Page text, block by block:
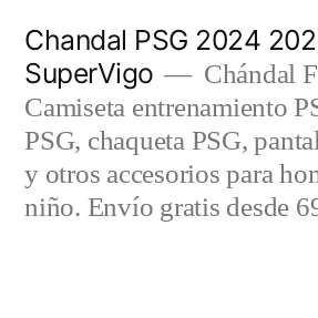
contenido
Chandal PSG 2024
SuperVigo
Chándal
Camiseta entrenamiento
PSG, chaqueta PSG,
y otros accesorios para
niño. Envío gratis desde